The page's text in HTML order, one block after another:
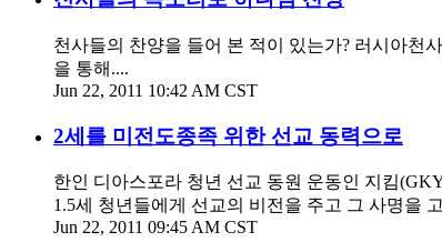
천사들의 찬양을 들어 본 적이 있는가? 러시아천
을 통해....
Jun 22, 2011 10:42 AM CST
2세를 미전도종족 위한 선교 동력으로
한인 디아스포라 청년 선교 동원 운동인 지킴
1.5세 청년들에게 선교의 비전을 주고 그 사명을
Jun 22, 2011 09:45 AM CST